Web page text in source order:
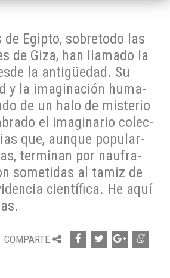
Egip­to, so­bre­to­do las
de Gi­za, han lla­ma­do la
la an­tigüedad. Su
y la ima­gi­na­ción hu­ma­
de un ha­lo de mis­te­rio
el ima­gi­na­rio co­lec­
que, aun­que po­pu­lar­
ter­mi­nan por nau­fra­
so­me­ti­das al ta­miz de
cien­tí­fi­ca. He aquí
COM­PAR­TE